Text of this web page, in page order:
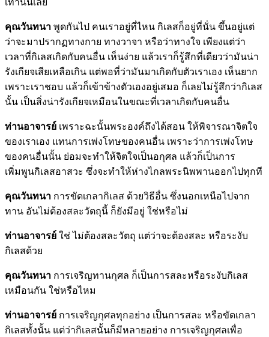
คุณวันทนา พูดกันไป คนเราอยู่ที่ไหน กิเลสก็อยู่ที่นั่น ขึ้นอยู่แต่
ว่าจะมาปรากฏทางกาย ทางวาจา หรือว่าทางใจ เพียงแต่ว่า
เวลาที่กิเลสเกิดกับคนอื่น เห็นง่าย แล้วเราก็รู้สึกที่เดียวว่ามันน่า
รังเกียจเสียเหลือเกิน แต่พอที่ว่ามันมาเกิดกับตัวเราเอง เห็นยาก
เพราะเราชอบ แล้วก็เข้าข้างตัวเองอยู่เสมอ ก็เลยไม่รู้สึกว่ากิเลส
นั้น เป็นสิ่งน่ารังเกียจเหมือนในขณะที่เวลาเกิดกับคนอื่น
ท่านอาจารย์ เพราะฉะนั้นพระองค์ถึงได้สอน ให้พิจารณาจิตใจ
ของเราเอง แทนการเพ่งโทษของคนอื่น เพราะว่าการเพ่งโทษ
ของคนอื่นนั้น ย่อมจะทำให้จิตใจเป็นอกุศล แล้วก็เป็นการ
เพิ่มพูนกิเลสอาสวะ ซึ่งจะทำให้ห่างไกลพระนิพพานออกไปทุกที
คุณวันทนา การขัดเกลากิเลส ด้วยวิธีอื่น ซึ่งนอกเหนือไปจาก
ทาน อันไม่ต้องสละวัตถุนี้ ก็ยังมีอยู่ ใช่หรือไม่
ท่านอาจารย์ ใช่ ไม่ต้องสละวัตถุ แต่ว่าจะต้องสละ หรือระงับ
กิเลสด้วย
คุณวันทนา การเจริญทานกุศล ก็เป็นการสละหรือระงับกิเลส
เหมือนกัน ใช่หรือไหม
ท่านอาจารย์ การเจริญกุศลทุกอย่าง เป็นการสละ หรือขัดเกลา
กิเลสทั้งนั้น แต่ว่ากิเลสนั้นก็มีหลายอย่าง การเจริญกุศลเพื่อ